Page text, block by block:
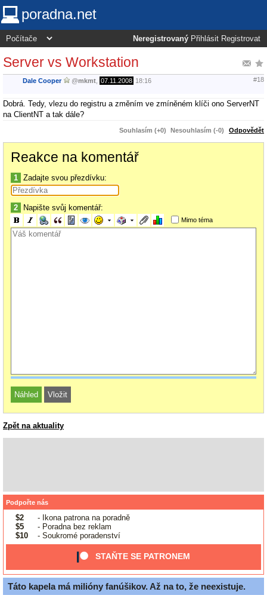
poradna.net
Neregistrovaný Přihlásit Registrovat
Server vs Workstation
Dale Cooper @mkmt 07.11.2008 18:16 #18
Dobrá. Tedy, vlezu do registru a změním ve zmíněném klíči ono ServerNT
na ClientNT a tak dále?
Souhlasím (+0) Nesouhlasím (-0) Odpovědět
Reakce na komentář
1 Zadajte svou přezdívku:
2 Napište svůj komentář:
Mimo téma
Zpět na aktuality
Podpořte nás
$2
- Ikona patrona na poradně
$5
- Poradna bez reklam
$10
- Soukromé poradenství
STAŇTE SE PATRONEM
Táto kapela má milióny fanúšikov. Až na to, že neexistuje.